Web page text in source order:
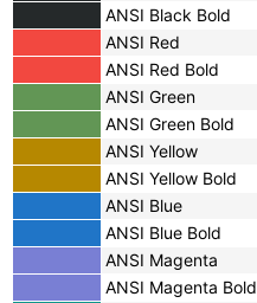
ANSI Black Bold
ANSI Red
ANSI Red Bold
ANSI Green
ANSI Green Bold
ANSI Yellow
ANSI Yellow Bold
ANSI Blue
ANSI Blue Bold
ANSI Magenta
ANSI Magenta Bold